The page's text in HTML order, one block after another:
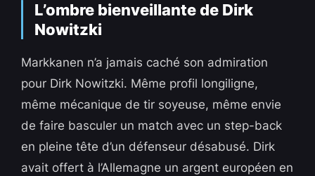
L’ombre bienveillante de Dirk
Nowitzki
Markkanen n’a jamais caché son admiration
pour Dirk Nowitzki. Même profil longiligne,
même mécanique de tir soyeuse, même envie
de faire basculer un match avec un step-back
en pleine tête d’un défenseur désabusé. Dirk
avait offert à l’Allemagne un argent européen en